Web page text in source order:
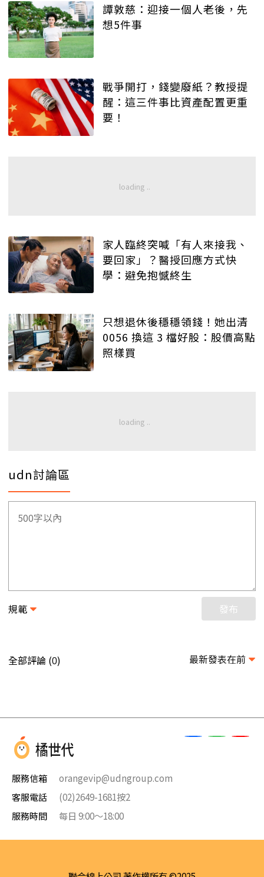
譚敦慈：迎接一個人老後，先
想5件事
戰爭開打，錢變廢紙？教授提
醒：這三件事比資產配置更重
要！
家人臨終突喊「有人來接我、
要回家」？醫授回應方式快
學：避免抱憾終生
只想退休後穩穩領錢！她出清
0056 換這 3 檔好股：股價高點
照樣買
udn討論區
規範 發布
全部評論 (0) 最新發表在前
服務信箱
orangevip@udngroup.com
客服電話
(02)2649-1681按2
服務時間
每日 9:00～18:00